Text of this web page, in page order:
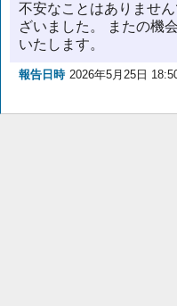
不安なことはありませ
ざいました。 またの機
いたします。
報告日時 2026年5月25日